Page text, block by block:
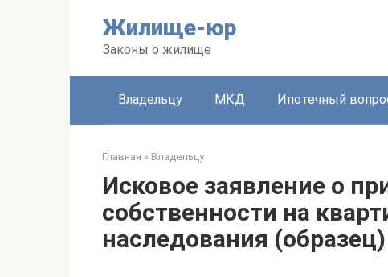
Жилище-юр
Законы о жилище
Владельцу МКД Ипотечный
Главная » Владельцу
Исковое заявление о
собственности на
наследования (образец)